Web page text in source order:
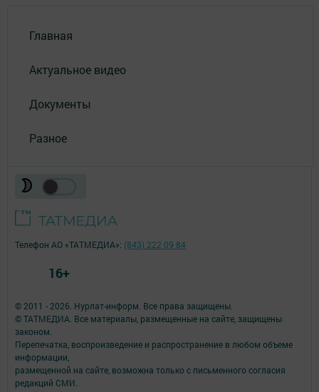
Главная
Актуальное видео
Документы
Разное
© 2011 - 2026. Нурлат-⁠информ. Все права защищены.
© ТАТМЕДИА. Все материалы, размещенные на сайте, защищены
законом.
Перепечатка, воспроизведение и распространение в любом объеме
информации,
размещенной на сайте, возможна только с письменного согласия
редакций СМИ.
Телефон АО «ТАТМЕДИА»: (843) 222 09 84
16+